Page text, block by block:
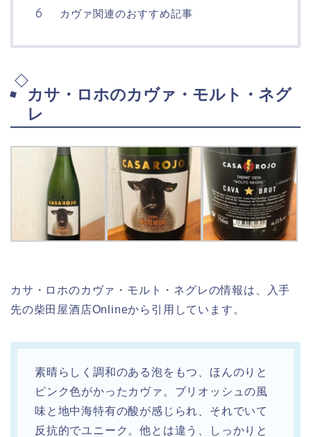
カヴァ関連のおすすめ記事
カサ・ロホのカヴァ・モルト・ネグ
レ
カサ・ロホのカヴァ・モルト・ネグレの情報は、入手
先の柴田屋酒店Onlineから引用しています。
素晴らしく調和のある泡をもつ、ほんのりと
ピンク色がかったカヴァ。ブリオッシュの風
味と地中海特有の酸が感じられ、それでいて
反抗的でユニーク。他とは違う、しっかりと